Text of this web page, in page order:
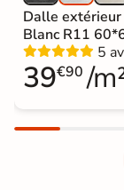
Dalle
Blanc R11
5
39€90 /